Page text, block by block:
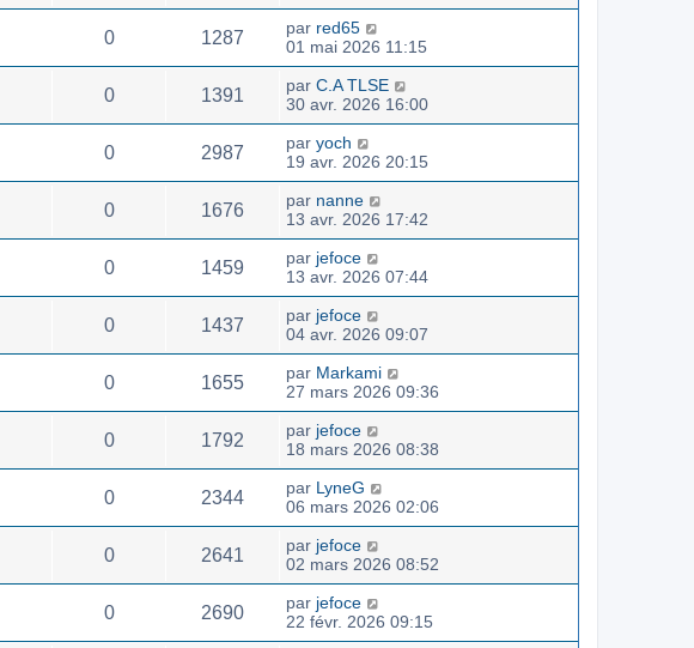
0 1287 par red65
01 mai 2026 11:15
0 1391 par C.A TLSE
30 avr. 2026 16:00
0 2987 par yoch
19 avr. 2026 20:15
0 1676 par nanne
13 avr. 2026 17:42
0 1459 par jefoce
13 avr. 2026 07:44
0 1437 par jefoce
04 avr. 2026 09:07
0 1655 par Markami
27 mars 2026 09:36
0 1792 par jefoce
18 mars 2026 08:38
0 2344 par LyneG
06 mars 2026 02:06
0 2641 par jefoce
02 mars 2026 08:52
0 2690 par jefoce
22 févr. 2026 09:15